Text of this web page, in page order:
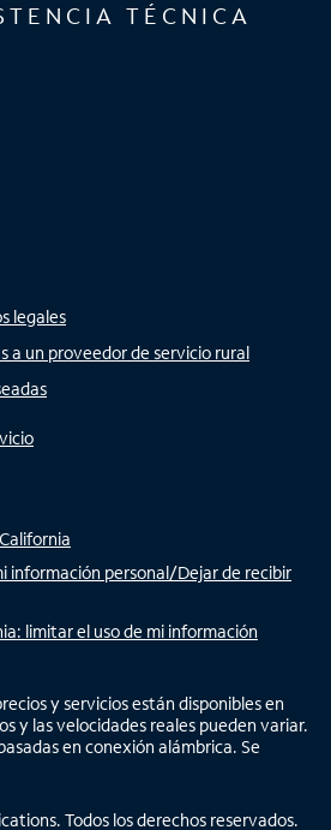
TÉCNICA
legales
a un proveedor de servicio rural
información personal/Dejar de recibir
limitar el uso de mi información
y servicios están disponibles en
y las velocidades reales pueden variar.
en conexión alámbrica. Se
Todos los derechos reservados.